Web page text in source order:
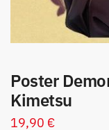
Poster
Kimetsu
19,90 €